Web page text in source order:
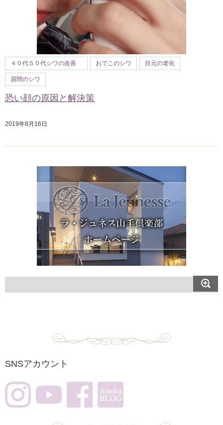
４０代５０代シワの改善 おでこのシワ 目元の老化
眉間のシワ
恐い顔の原因と解決策
2019年8月16日
SNSアカウント